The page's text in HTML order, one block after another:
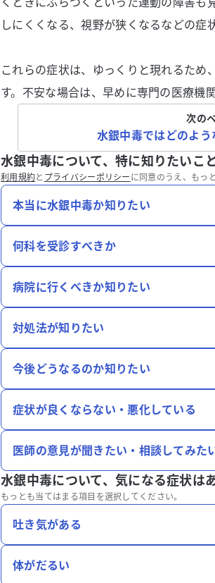
しにくくなる、視野が狭くなるなどの症
これらの症状は、ゆっくりと現れるため
す。不安な場合は、早めに専門の医療機
次の
水銀中毒ではどのよ
水銀中毒について、特に知りたいこ
利用規約と プライバシーポリシー に同意のうえ、もっ
本当に水銀中毒か知りたい
何科を受診すべきか
病院に行くべきか知りたい
対処法が知りたい
今後どうなるのか知りたい
症状が良くならない・悪化している
医師の意見が聞きたい・相談してみた
水銀中毒について、 気になる症状は
もっとも当てはまる項目を選択してください。
吐き気がある
体がだるい